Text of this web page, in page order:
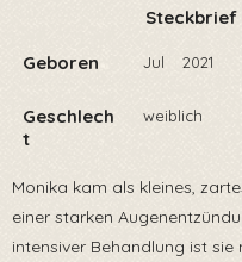
Steckbrief
Geboren
Geschlech
t
Jul 2021
weiblich
Monika kam als kleines,
einer starken
intensiver Behandlung ist sie